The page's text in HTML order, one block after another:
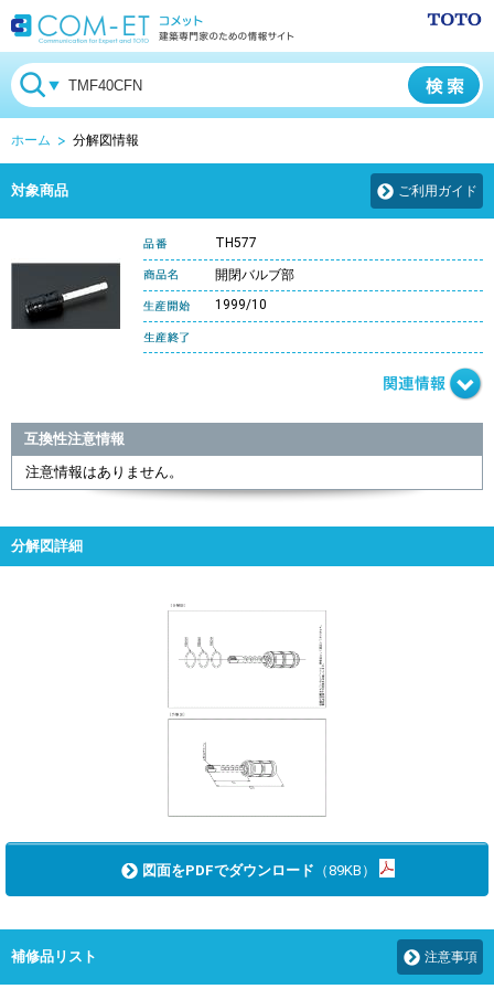
ホーム 分解図情報
対象商品 ご利用ガイド
TH577
開閉バルブ部
1999/10
互換性注意情報
注意情報はありません。
分解図詳細
図面をPDFでダウンロード （89KB）
補修品リスト 注意事項